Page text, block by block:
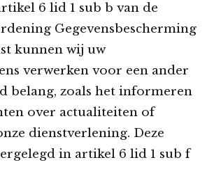
6 lid 1 sub b van de
Gegevensbescherming
kunnen wij uw
verwerken voor een ander
belang, zoals het informeren
over actualiteiten of
dienstverlening. Deze
in artikel 6 lid 1 sub f